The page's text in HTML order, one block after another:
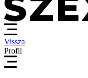
Vissza
Profil